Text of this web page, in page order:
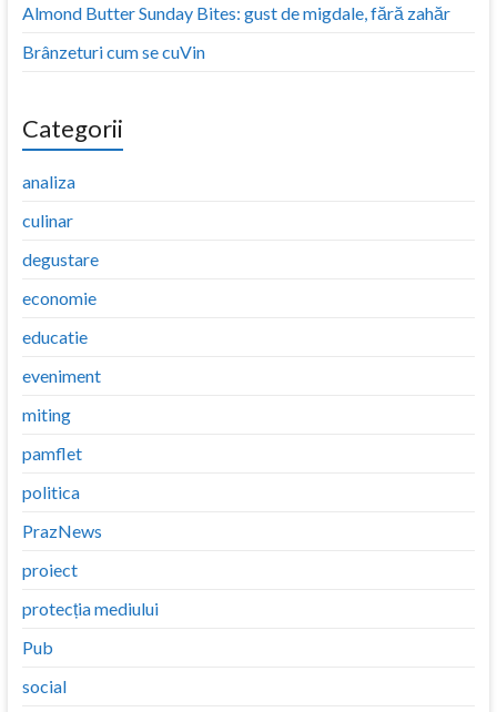
Almond Butter Sunday Bites: gust de migdale, fără zahăr
Brânzeturi cum se cuVin
Categorii
analiza
culinar
degustare
economie
educatie
eveniment
miting
pamflet
politica
PrazNews
proiect
protecția mediului
Pub
social